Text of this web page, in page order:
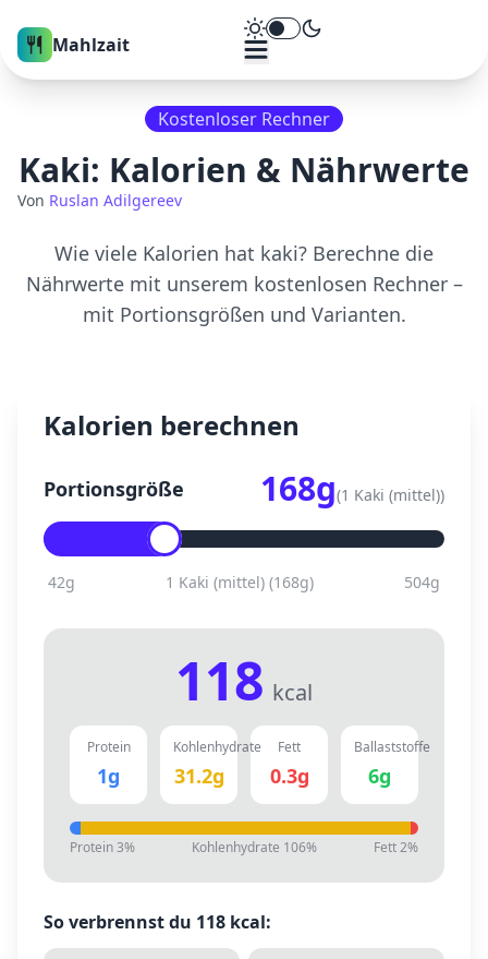
Mahlzait Theme umschalten
Kostenloser Rechner
Kaki: Kalorien & Nährwerte
Von Ruslan Adilgereev
Wie viele Kalorien hat kaki? Berechne die
Nährwerte mit unserem kostenlosen Rechner –
mit Portionsgrößen und Varianten.
Kalorien berechnen
Portionsgröße 168g(1 Kaki (mittel))
42g 1 Kaki (mittel) (168g) 504g
118 kcal
Protein
1g
Kohlenhydrate
31.2g
Fett
0.3g
Ballaststoffe
6g
Protein3% Kohlenhydrate 106% Fett2%
So verbrennst du 118 kcal: